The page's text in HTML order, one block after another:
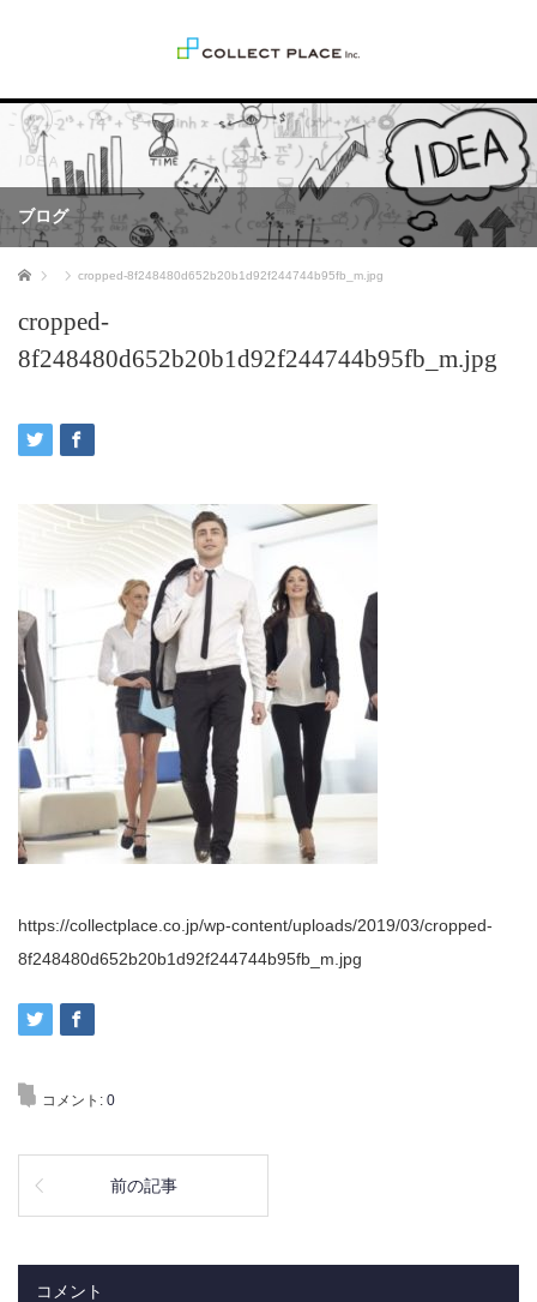
ブログ
ホーム cropped-8f248480d652b20b1d92f244744b95fb_m.jpg
cropped-
8f248480d652b20b1d92f244744b95fb_m.jpg
https://collectplace.co.jp/wp-content/uploads/2019/03/cropped-
8f248480d652b20b1d92f244744b95fb_m.jpg
コメント: 0
前の記事
コメント